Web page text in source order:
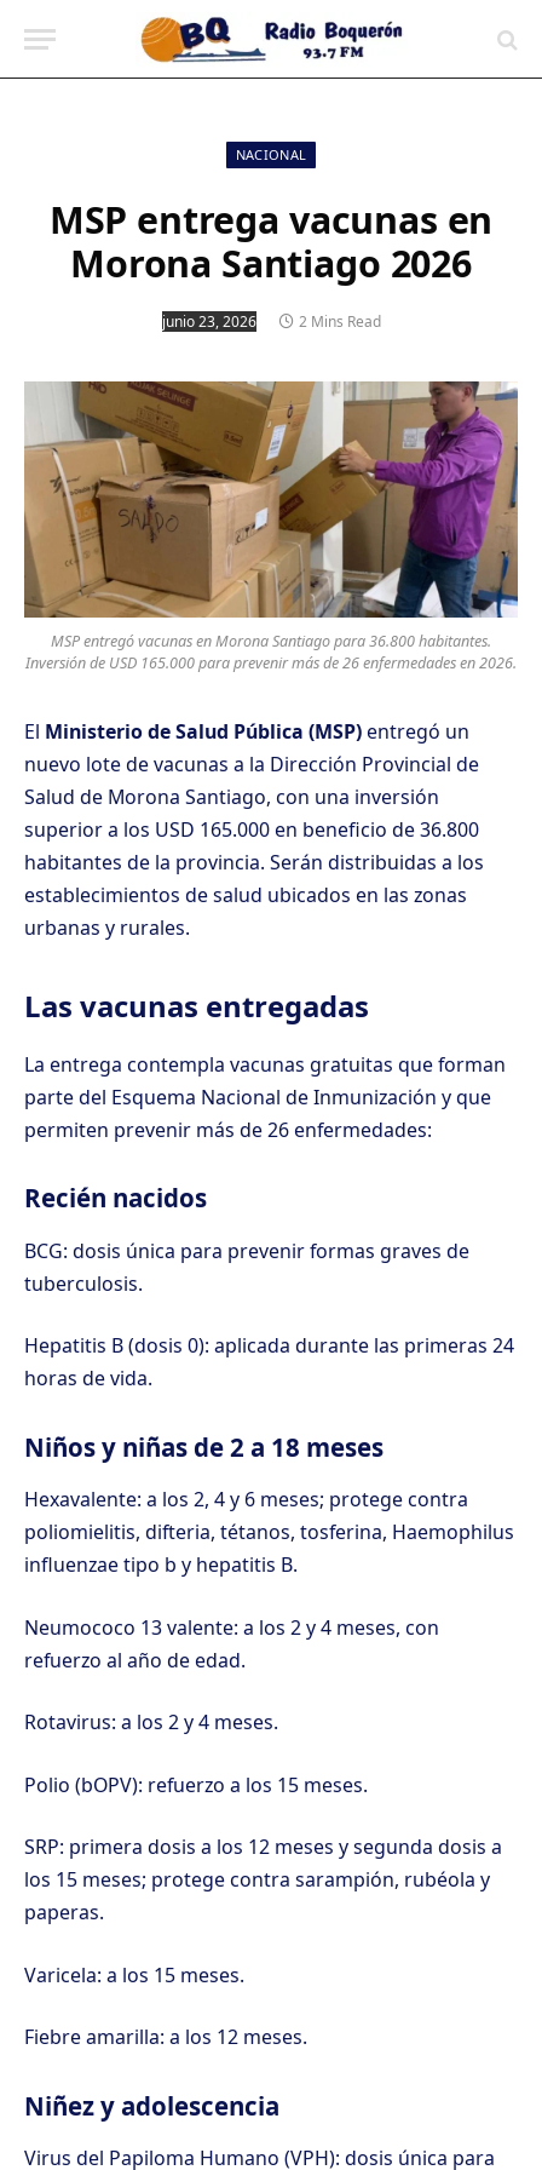
NACIONAL
MSP entrega vacunas en
Morona Santiago 2026
junio 23, 2026 2 Mins Read
MSP entregó vacunas en Morona Santiago para 36.800 habitantes.
Inversión de USD 165.000 para prevenir más de 26 enfermedades en 2026.
El Ministerio de Salud Pública (MSP)entregó un
nuevo lote de vacunas a la Dirección Provincial de
Salud de Morona Santiago, con una inversión
superior a los USD 165.000 en beneficio de 36.800
habitantes de la provincia. Serán distribuidas a los
establecimientos de salud ubicados en las zonas
urbanas y rurales.
Las vacunas entregadas
La entrega contempla vacunas gratuitas que forman
parte del Esquema Nacional de Inmunización y que
permiten prevenir más de 26 enfermedades:
Recién nacidos
BCG: dosis única para prevenir formas graves de
tuberculosis.
Hepatitis B (dosis 0): aplicada durante las primeras 24
horas de vida.
Niños y niñas de 2 a 18 meses
Hexavalente: a los 2, 4 y 6 meses; protege contra
poliomielitis, difteria, tétanos, tosferina, Haemophilus
influenzae tipo b y hepatitis B.
Neumococo 13 valente: a los 2 y 4 meses, con
refuerzo al año de edad.
Rotavirus: a los 2 y 4 meses.
Polio (bOPV): refuerzo a los 15 meses.
SRP: primera dosis a los 12 meses y segunda dosis a
los 15 meses; protege contra sarampión, rubéola y
paperas.
Varicela: a los 15 meses.
Fiebre amarilla: a los 12 meses.
Niñez y adolescencia
Virus del Papiloma Humano (VPH): dosis única para